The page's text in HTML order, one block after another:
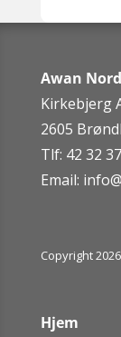
Awan
Kirkebjerg
2605
Tlf: 42 32
Email:
Copyright
Hjem